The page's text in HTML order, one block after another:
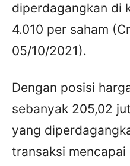
diperdagangkan di
4.010 per saham
05/10/2021).
Dengan posisi
sebanyak 205,02
yang
transaksi mencapai